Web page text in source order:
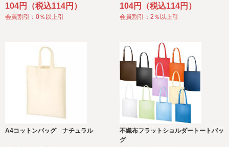
104円（税込114円）
会員割引：0％以上引
104円（税込114円）
会員割引：2％以上引
A4コットンバッグ ナチュラル
不織布フラットショルダートートバッ
グ